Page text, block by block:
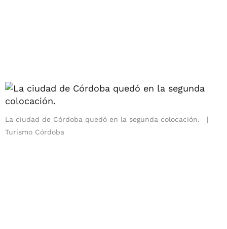
La ciudad de Córdoba quedó en la segunda colocación.
Turismo Córdoba